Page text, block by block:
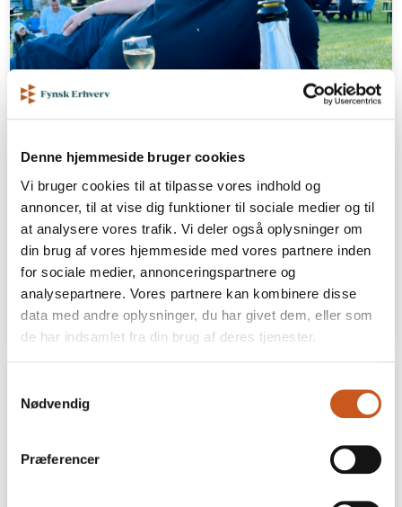
Denne hjemmeside bruger cookies
Vi bruger cookies til at tilpasse vores indhold og
annoncer, til at vise dig funktioner til sociale medier og til
at analysere vores trafik. Vi deler også oplysninger om
din brug af vores hjemmeside med vores partnere inden
for sociale medier, annonceringspartnere og
analysepartnere. Vores partnere kan kombinere disse
data med andre oplysninger, du har givet dem, eller som
de har indsamlet fra din brug af deres tjenester.
Nødvendig
Præferencer
Egeskov-direktør: Vi skal give
gæsterne nye grunde til at komme
Henrik Neelmeyer ser et Fyn med fuld gang i
idebanken. Nære naturoplevelser, glamping og
store events skal være med til at udvikle
oplevelsesøkonomien på øen.
LÆS MERE